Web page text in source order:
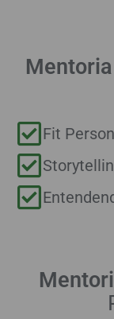
Fit